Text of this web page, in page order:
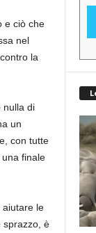
e ciò che
nel
la
nulla di
un
con tutte
finale
aiutare le
sprazzo, è